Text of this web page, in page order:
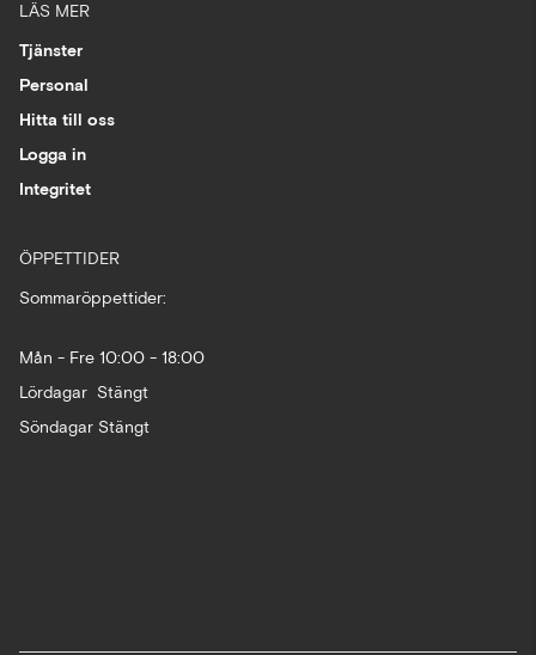
LÄS MER
Tjänster
Personal
Hitta till oss
Logga in
Integritet
ÖPPETTIDER
Sommaröppettider:
Mån - Fre 10:00 - 18:00
Lördagar Stängt
Söndagar Stängt